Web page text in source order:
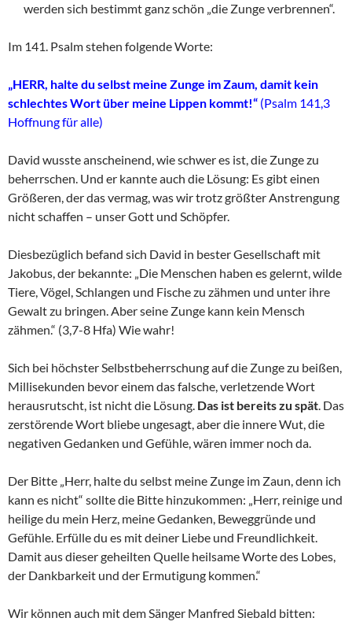
werden sich bestimmt ganz schön „die Zunge verbrennen“.
Im 141. Psalm stehen folgende Worte:
„HERR, halte du selbst meine Zunge im Zaum, damit kein
schlechtes Wort über meine Lippen kommt!“ (Psalm 141,3
Hoffnung für alle)
David wusste anscheinend, wie schwer es ist, die Zunge zu
beherrschen. Und er kannte auch die Lösung: Es gibt einen
Größeren, der das vermag, was wir trotz größter Anstrengung
nicht schaffen – unser Gott und Schöpfer.
Diesbezüglich befand sich David in bester Gesellschaft mit
Jakobus, der bekannte: „Die Menschen haben es gelernt, wilde
Tiere, Vögel, Schlangen und Fische zu zähmen und unter ihre
Gewalt zu bringen. Aber seine Zunge kann kein Mensch
zähmen.“ (3,7-8 Hfa) Wie wahr!
Sich bei höchster Selbstbeherrschung auf die Zunge zu beißen,
Millisekunden bevor einem das falsche, verletzende Wort
herausrutscht, ist nicht die Lösung. Das ist bereits zu spät. Das
zerstörende Wort bliebe ungesagt, aber die innere Wut, die
negativen Gedanken und Gefühle, wären immer noch da.
Der Bitte „Herr, halte du selbst meine Zunge im Zaun, denn ich
kann es nicht“ sollte die Bitte hinzukommen: „Herr, reinige und
heilige du mein Herz, meine Gedanken, Beweggründe und
Gefühle. Erfülle du es mit deiner Liebe und Freundlichkeit.
Damit aus dieser geheilten Quelle heilsame Worte des Lobes,
der Dankbarkeit und der Ermutigung kommen.“
Wir können auch mit dem Sänger Manfred Siebald bitten: